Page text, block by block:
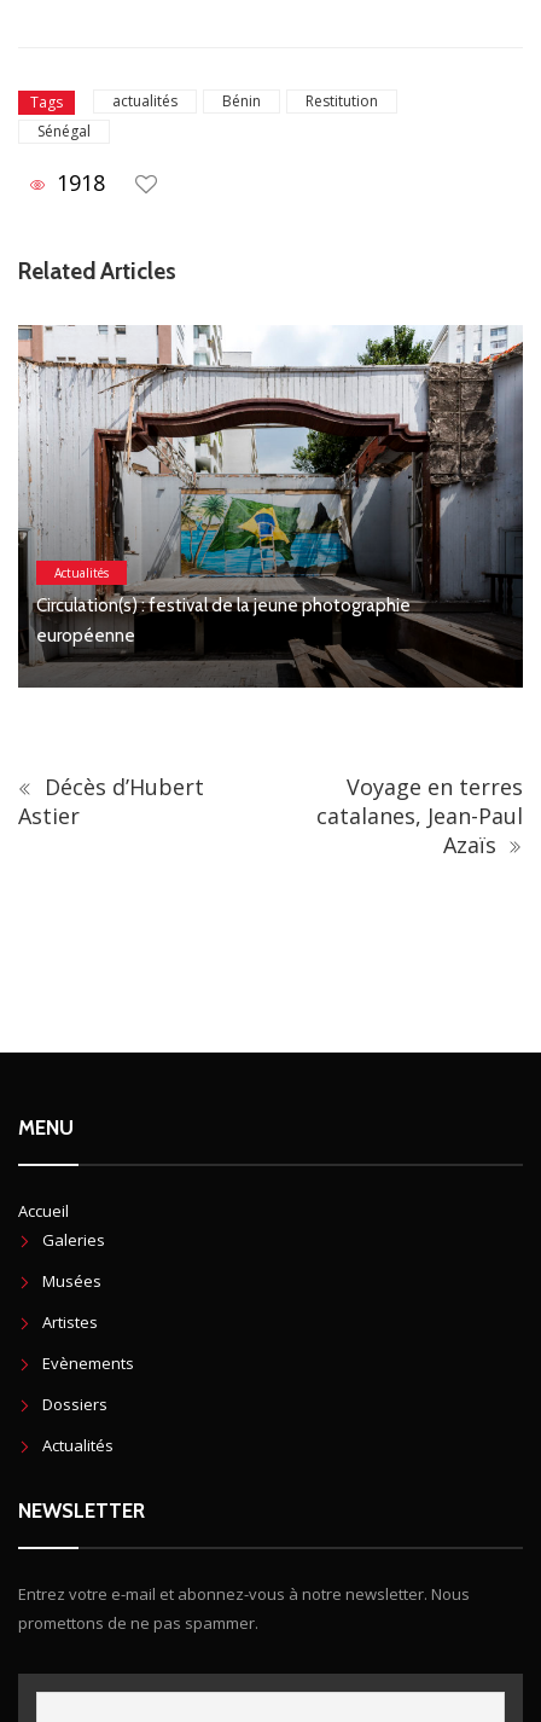
Tags actualités Bénin
Restitution
Sénégal
1918
Related Articles
Actualités
Circulation(s) : festival de la jeune photographie
européenne
Décès d’Hubert
Astier
Voyage en terres
catalanes, Jean-Paul
Azaïs
MENU
Accueil
Galeries
Musées
Artistes
Evènements
Dossiers
Actualités
NEWSLETTER
Entrez votre e-mail et abonnez-vous à notre newsletter. Nous
promettons de ne pas spammer.